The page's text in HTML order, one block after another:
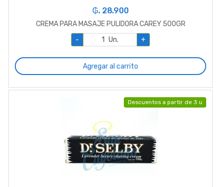
₲. 28.900
CREMA PARA MASAJE PULIDORA CAREY 500GR
-
Un. +
Agregar al carrito
Descuentos a partir de 3 u